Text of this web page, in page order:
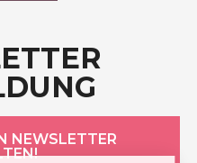
NEWSLETTER